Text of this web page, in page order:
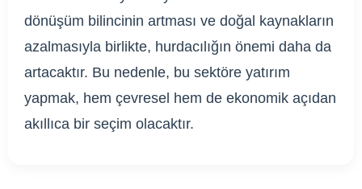
dönüşüm bilincinin artması ve doğal kaynakların
azalmasıyla birlikte, hurdacılığın önemi daha da
artacaktır. Bu nedenle, bu sektöre yatırım
yapmak, hem çevresel hem de ekonomik açıdan
akıllıca bir seçim olacaktır.